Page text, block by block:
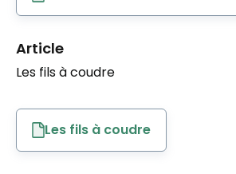
Article
Les fils à coudre
Les fils à coudre